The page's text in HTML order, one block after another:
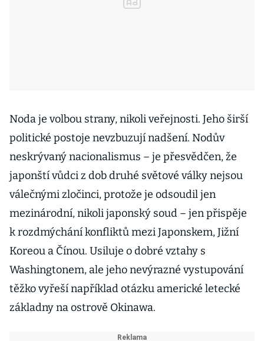
Noda je volbou strany, nikoli veřejnosti. Jeho širší
politické postoje nevzbuzují nadšení. Nodův
neskrývaný nacionalismus – je přesvědčen, že
japonští vůdci z dob druhé světové války nejsou
válečnými zločinci, protože je odsoudil jen
mezinárodní, nikoli japonský soud – jen přispěje
k rozdmýchání konfliktů mezi Japonskem, Jižní
Koreou a Čínou. Usiluje o dobré vztahy s
Washingtonem, ale jeho nevýrazné vystupování
těžko vyřeší například otázku americké letecké
základny na ostrově Okinawa.